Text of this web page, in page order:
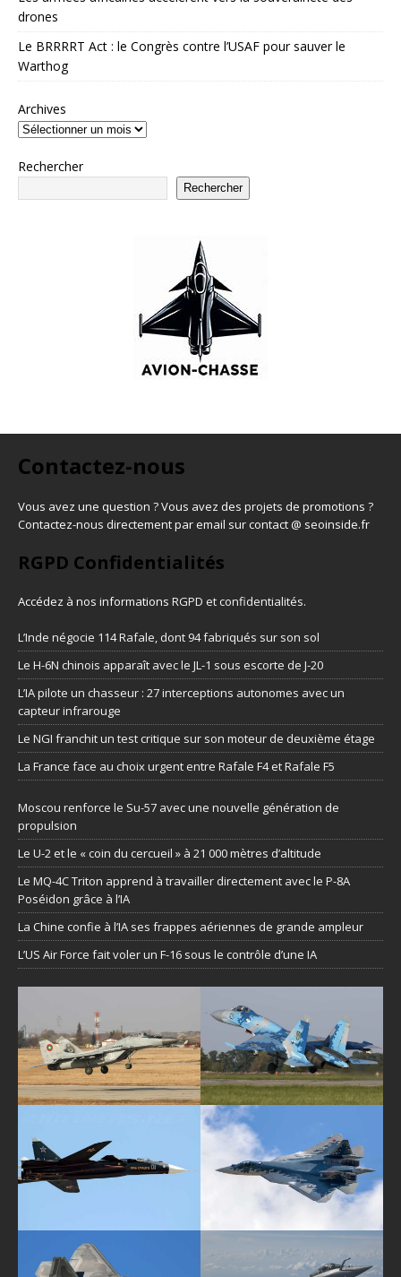
drones
Le BRRRRT Act : le Congrès contre l’USAF pour sauver le
Warthog
Archives
Rechercher
Rechercher
Contactez-nous
Vous avez une question ? Vous avez des projets de promotions ?
Contactez-nous directement par email sur contact @ seoinside.fr
RGPD Confidentialités
Accédez à nos informations RGPD et confidentialités.
L’Inde négocie 114 Rafale, dont 94 fabriqués sur son sol
Le H-6N chinois apparaît avec le JL-1 sous escorte de J-20
L’IA pilote un chasseur : 27 interceptions autonomes avec un
capteur infrarouge
Le NGI franchit un test critique sur son moteur de deuxième étage
La France face au choix urgent entre Rafale F4 et Rafale F5
Moscou renforce le Su-57 avec une nouvelle génération de
propulsion
Le U-2 et le « coin du cercueil » à 21 000 mètres d’altitude
Le MQ-4C Triton apprend à travailler directement avec le P-8A
Poséidon grâce à l’IA
La Chine confie à l’IA ses frappes aériennes de grande ampleur
L’US Air Force fait voler un F-16 sous le contrôle d’une IA